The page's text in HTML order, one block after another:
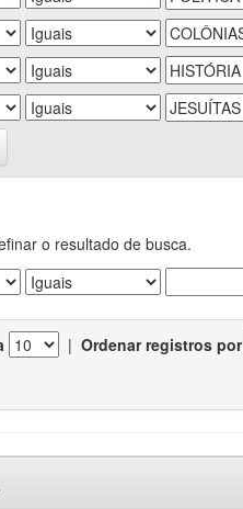
o resultado de busca.
| Ordenar registros por